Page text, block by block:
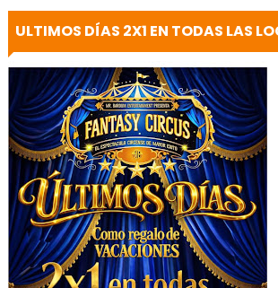
ULTIMOS DÍAS 2X1 EN TODAS LAS